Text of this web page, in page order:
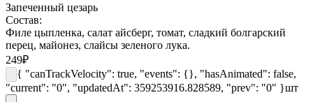
Запеченный цезарь
Состав:
Филе цыпленка, салат айсберг, томат, сладкий болгарский
перец, майонез, слайсы зеленого лука.
249₽
{ "canTrackVelocity": true, "events": {}, "hasAnimated": false,
"current": "0", "updatedAt": 359253916.828589, "prev": "0" }шт